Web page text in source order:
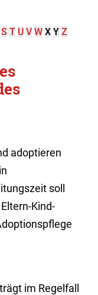
S T U V W X Y Z
adoptieren
soll
Kind-
im Regelfall